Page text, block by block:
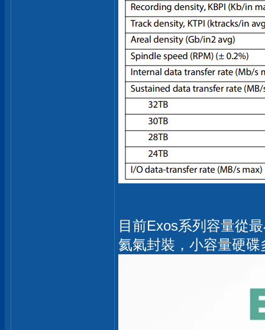
目前Exos系列容量從
氦氣封裝，小容量硬